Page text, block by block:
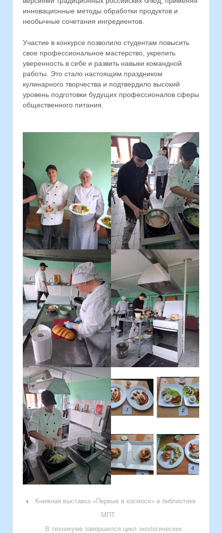
инновационные методы обработки продуктов и
необычные сочетания ингредиентов.
Участие в конкурсе позволило студентам повысить
свое профессиональное мастерство, укрепить
уверенность в себе и развить навыки командной
работы. Это стало настоящим праздником
кулинарного творчества и подтвердило высокий
уровень подготовки будущих профессионалов сферы
общественного питания.
‹
Книжная выставка «Первые в космосе» в библиотеке
МПТ.
В техникуме завершился цикл экологических